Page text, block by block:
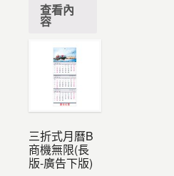
查看內
容
三折式月曆B
商機無限(長
版-廣告下版)